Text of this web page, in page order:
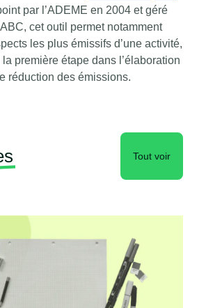
par l’ADEME en 2004 et géré
cet outil permet notamment
les plus émissifs d’une activité,
première étape dans l’élaboration
réduction des émissions.
Tout voir